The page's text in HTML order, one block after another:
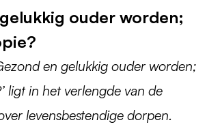
ouder worden;
en gelukkig ouder worden;
ligt in het verlengde van de
levensbestendige dorpen.